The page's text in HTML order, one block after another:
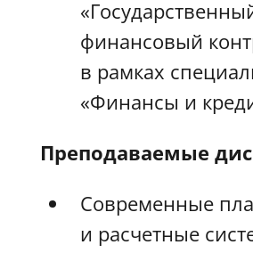
финансовый
в рамках
«Финансы и
Преподаваемые
Современные
и расчетные